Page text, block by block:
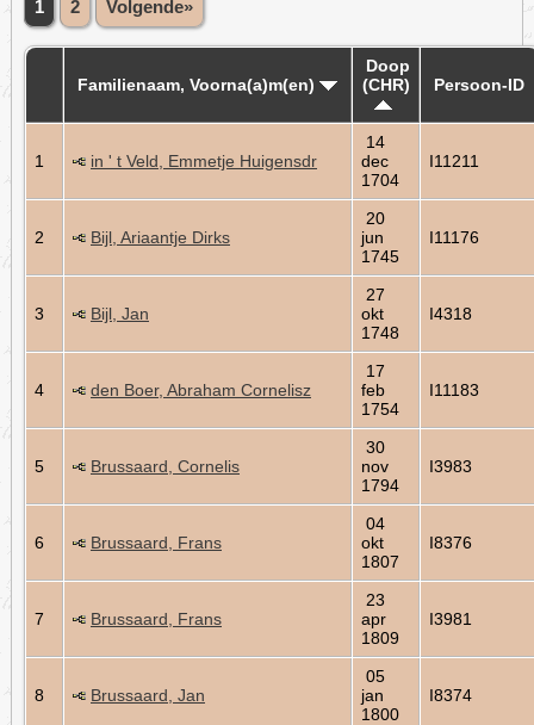
1 2 Volgende»
Familienaam, Voorna(a)m(en)
Doop
(CHR)
Persoon-ID
1 in ' t Veld, Emmetje Huigensdr
14
dec
1704
I11211
2 Bijl, Ariaantje Dirks
20
jun
1745
I11176
3 Bijl, Jan
27
okt
1748
I4318
4 den Boer, Abraham Cornelisz
17
feb
1754
I11183
5 Brussaard, Cornelis
30
nov
1794
I3983
6 Brussaard, Frans
04
okt
1807
I8376
7 Brussaard, Frans
23
apr
1809
I3981
8 Brussaard, Jan
05
jan
1800
I8374